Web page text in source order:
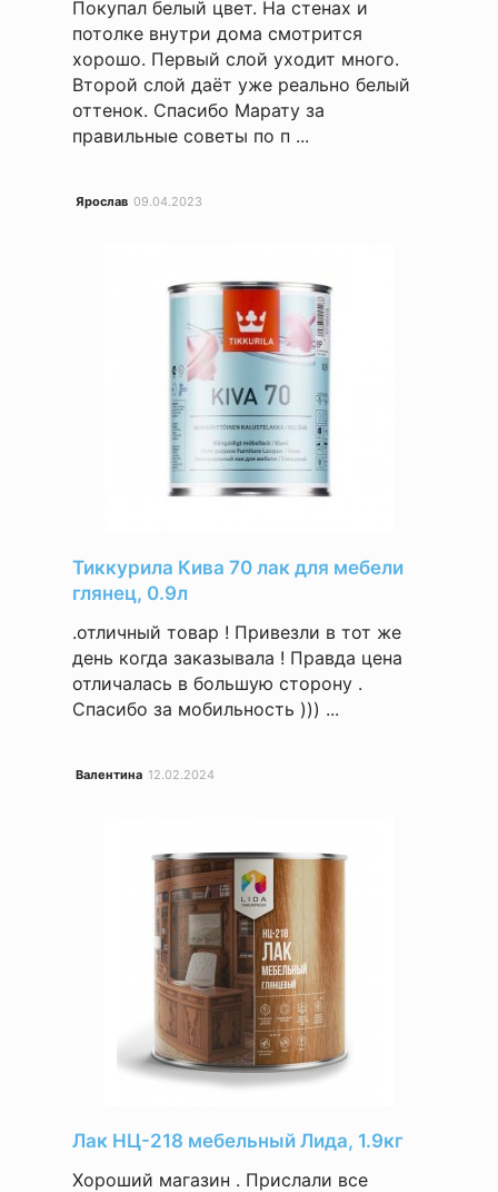
Покупал белый цвет. На стенах и
потолке внутри дома смотрится
хорошо. Первый слой уходит много.
Второй слой даёт уже реально белый
оттенок. Спасибо Марату за
правильные советы по п ...
Ярослав 09.04.2023
Тиккурила Кива 70 лак для мебели
глянец, 0.9л
.отличный товар ! Привезли в тот же
день когда заказывала ! Правда цена
отличалась в большую сторону .
Спасибо за мобильность ))) ...
Валентина 12.02.2024
Лак НЦ-218 мебельный Лида, 1.9кг
Хороший магазин . Прислали все